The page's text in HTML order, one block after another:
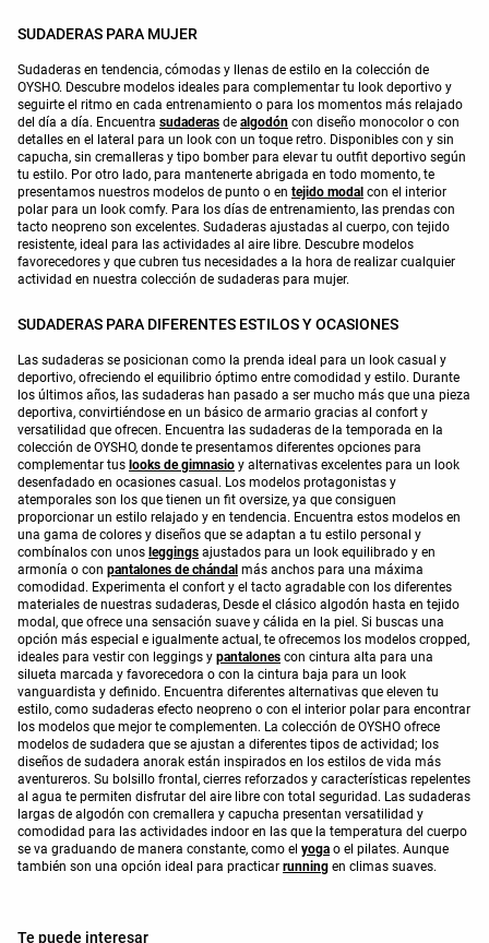
SUDADERAS PARA MUJER
Sudaderas en tendencia, cómodas y llenas de estilo en la colección de
OYSHO. Descubre modelos ideales para complementar tu look deportivo y
seguirte el ritmo en cada entrenamiento o para los momentos más relajado
del día a día. Encuentra sudaderas de algodón con diseño monocolor o con
detalles en el lateral para un look con un toque retro. Disponibles con y sin
capucha, sin cremalleras y tipo bomber para elevar tu outfit deportivo según
tu estilo. Por otro lado, para mantenerte abrigada en todo momento, te
presentamos nuestros modelos de punto o en tejido modal con el interior
polar para un look comfy. Para los días de entrenamiento, las prendas con
tacto neopreno son excelentes. Sudaderas ajustadas al cuerpo, con tejido
resistente, ideal para las actividades al aire libre. Descubre modelos
favorecedores y que cubren tus necesidades a la hora de realizar cualquier
actividad en nuestra colección de sudaderas para mujer.
SUDADERAS PARA DIFERENTES ESTILOS Y OCASIONES
Las sudaderas se posicionan como la prenda ideal para un look casual y
deportivo, ofreciendo el equilibrio óptimo entre comodidad y estilo. Durante
los últimos años, las sudaderas han pasado a ser mucho más que una pieza
deportiva, convirtiéndose en un básico de armario gracias al confort y
versatilidad que ofrecen. Encuentra las sudaderas de la temporada en la
colección de OYSHO, donde te presentamos diferentes opciones para
complementar tus looks de gimnasio y alternativas excelentes para un look
desenfadado en ocasiones casual. Los modelos protagonistas y
atemporales son los que tienen un fit oversize, ya que consiguen
proporcionar un estilo relajado y en tendencia. Encuentra estos modelos en
una gama de colores y diseños que se adaptan a tu estilo personal y
combínalos con unos leggings ajustados para un look equilibrado y en
armonía o con pantalones de chándal más anchos para una máxima
comodidad. Experimenta el confort y el tacto agradable con los diferentes
materiales de nuestras sudaderas, Desde el clásico algodón hasta en tejido
modal, que ofrece una sensación suave y cálida en la piel. Si buscas una
opción más especial e igualmente actual, te ofrecemos los modelos cropped,
ideales para vestir con leggings y pantalones con cintura alta para una
silueta marcada y favorecedora o con la cintura baja para un look
vanguardista y definido. Encuentra diferentes alternativas que eleven tu
estilo, como sudaderas efecto neopreno o con el interior polar para encontrar
los modelos que mejor te complementen. La colección de OYSHO ofrece
modelos de sudadera que se ajustan a diferentes tipos de actividad; los
diseños de sudadera anorak están inspirados en los estilos de vida más
aventureros. Su bolsillo frontal, cierres reforzados y características repelentes
al agua te permiten disfrutar del aire libre con total seguridad. Las sudaderas
largas de algodón con cremallera y capucha presentan versatilidad y
comodidad para las actividades indoor en las que la temperatura del cuerpo
se va graduando de manera constante, como el yoga o el pilates. Aunque
también son una opción ideal para practicar running en climas suaves.
Te puede interesar